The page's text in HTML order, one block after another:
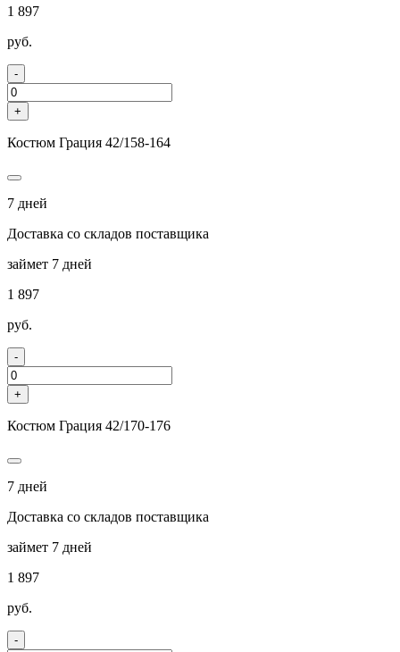
1 897
руб.
-
+
Костюм Грация 42/158-164
7 дней
Доставка со складов поставщика
займет 7 дней
1 897
руб.
-
+
Костюм Грация 42/170-176
7 дней
Доставка со складов поставщика
займет 7 дней
1 897
руб.
-